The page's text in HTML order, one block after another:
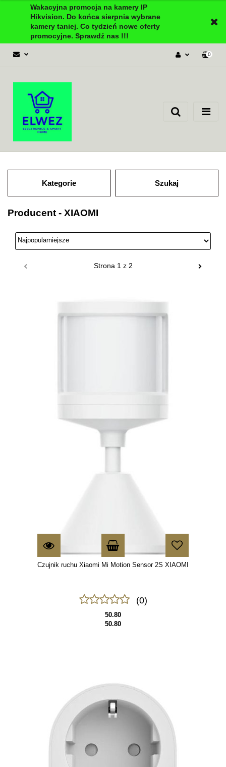
Wakacyjna promocja na kamery IP
Hikvision. Do końca sierpnia wybrane
kamery taniej. Co tydzień nowe oferty
promocyjne. Sprawdź nas !!!
Zgody cookies
0
Kategorie Szukaj
Producent - XIAOMI
Czujnik ruchu Xiaomi Mi Motion Sensor 2S XIAOMI
(0)
50.80
50.80